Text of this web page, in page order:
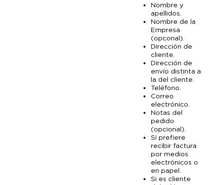
Nombre y
apellidos.
Nombre de la
Empresa
(opconal).
Dirección de
cliente.
Dirección de
envío distinta a
la del cliente.
Teléfono.
Correo
electrónico.
Notas del
pedido
(opcional).
Si prefiere
recibir factura
por medios
electrónicos o
en papel.
Si es cliente